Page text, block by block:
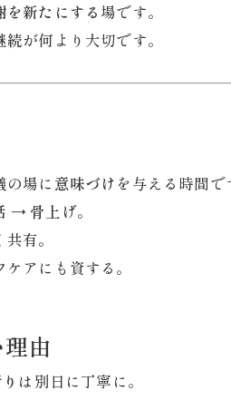
新たにする 場です。
続が何より大切です。
の場に 意味づけ を与える時間で
→ 骨上げ。
有。
アにも資する。
由
は別日に丁寧に。